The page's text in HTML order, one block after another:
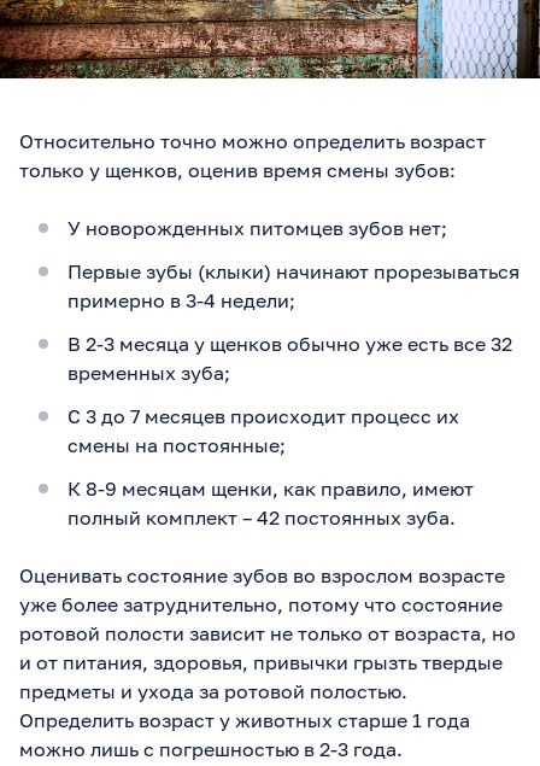
Относительно точно можно определить возраст
только у щенков, оценив время смены зубов:
У новорожденных питомцев зубов нет;
Первые зубы (клыки) начинают прорезываться
примерно в 3-4 недели;
В 2-3 месяца у щенков обычно уже есть все 32
временных зуба;
С 3 до 7 месяцев происходит процесс их
смены на постоянные;
К 8-9 месяцам щенки, как правило, имеют
полный комплект – 42 постоянных зуба.
Оценивать состояние зубов во взрослом возрасте
уже более затруднительно, потому что состояние
ротовой полости зависит не только от возраста, но
и от питания, здоровья, привычки грызть твердые
предметы и ухода за ротовой полостью.
Определить возраст у животных старше 1 года
можно лишь с погрешностью в 2-3 года.